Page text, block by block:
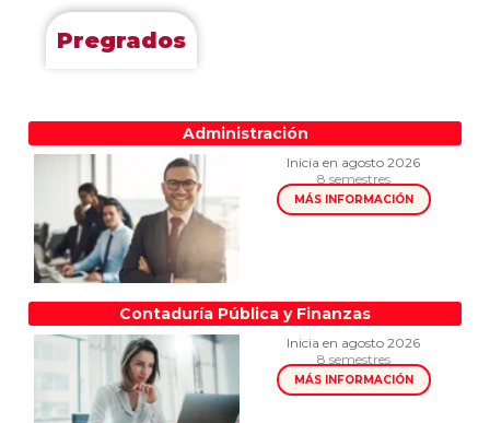
Pregrados
Administración
Inicia en agosto 2026
8 semestres
MÁS INFORMACIÓN
Contaduría Pública y Finanzas
Inicia en agosto 2026
8 semestres
MÁS INFORMACIÓN